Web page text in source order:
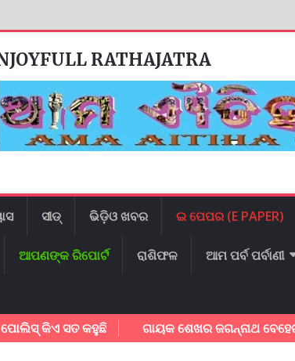
RATHAJATRA
ସୀଡ୍ ଭିଡ଼ିଓ ଖବର ଇ ପେପର (E PAPER)
ଆପଣଙ୍କ ରିପୋର୍ଟ ରାଶିଫଳ ଆମ ପର୍ବ ପର୍ବାଣୀ
ସତ କହୁଛି ଗାୟକ ଶେଖର ଜଗନ୍ନାଥ